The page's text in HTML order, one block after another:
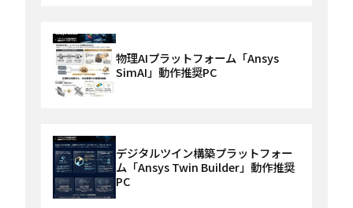
物理AIプラットフォーム「Ansys
SimAI」動作推奨PC
デジタルツイン構築プラットフォー
ム「Ansys Twin Builder」動作推奨
PC